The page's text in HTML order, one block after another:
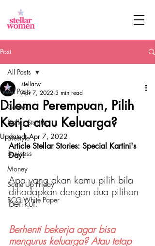
Post
All Posts
Career
Stellar Stories
Lifestyle
Business
Money
Scale Up Friday
BCG White Paper
All Posts
Dilema Perempuan, Pilih
Kerja atau Keluarga?
stellarw
Apr 7, 2022 3 min read
Updated:Apr 7, 2022
Article Stellar Stories: Special Kartini's
Day!
Apa yang akan kamu pilih bila
dihadapkan dengan dua pilihan
berikut:
Berhenti bekerja agar bisa
mengurus keluarga? Atau tetap